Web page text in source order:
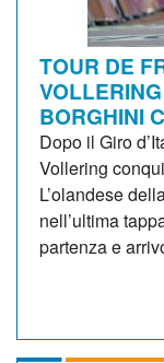
TOUR DE
BORGHINI
Dopo il Giro
Vollering
L’olandese
nell’ultima
partenza e